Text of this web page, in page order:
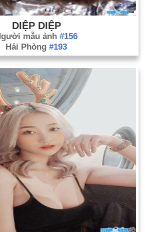
Tổng tư lệnh George Washington nắm
Lục địa tại Cambridge, Mass.
Trận Gettysburg kết thúc.
Idaho trở thành tiểu bang thứ 43 của Hoa
Cơ quan Quản lý Cựu chiến binh Hoa Kỳ
Jackie Robinson trở thành người Mỹ gốc
thiệu vào Đại sảnh Danh vọng Bóng
DIỆP DIỆP
mẫu ảnh #156
Hải Phòng #193